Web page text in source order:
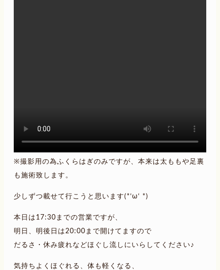
※撮影用の為ふくらはぎのみですが、本来は太ももや足裏
も施術致します。
少しずつ載せて行こうと思います(*‘ω‘ *)
本日は17:30までの営業ですが、
明日、明後日は20:00まで開けてますので
だるさ・休み疲れなどほぐし流しにいらしてください♪
気持ちよくほぐれる、体も軽くなる、